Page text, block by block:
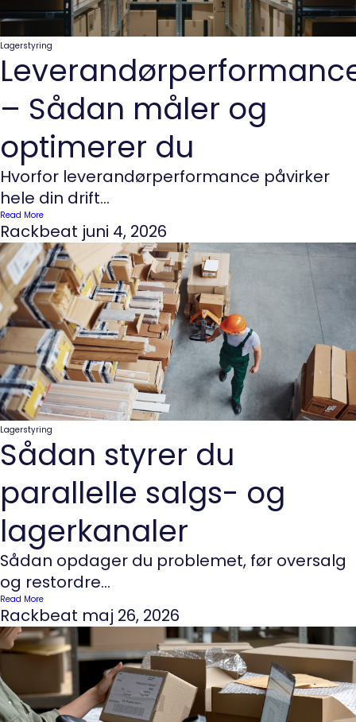
Lagerstyring
– Sådan måler og
optimerer du
Hvorfor leverandørperformance påvirker
hele din drift...
Read More
Rackbeat juni 4, 2026
Lagerstyring
Sådan styrer du
parallelle salgs- og
lagerkanaler
Sådan opdager du problemet, før oversalg
og restordre...
Read More
Rackbeat maj 26, 2026